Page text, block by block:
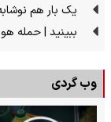
یک بار هم
ببینید | حمله هولناک ۹۰۰ مار کبرای قاتل به
وب گردی